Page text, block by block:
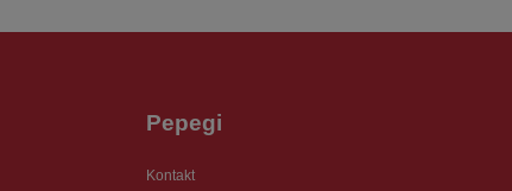
Pepegi
Kontakt